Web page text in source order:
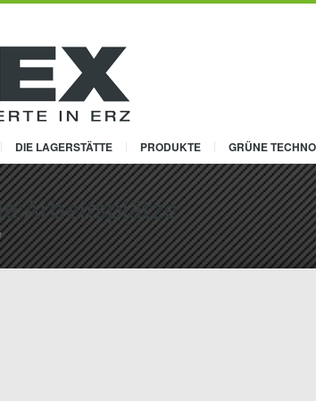
DIE LAGERSTÄTTE PRODUKTE GRÜNE